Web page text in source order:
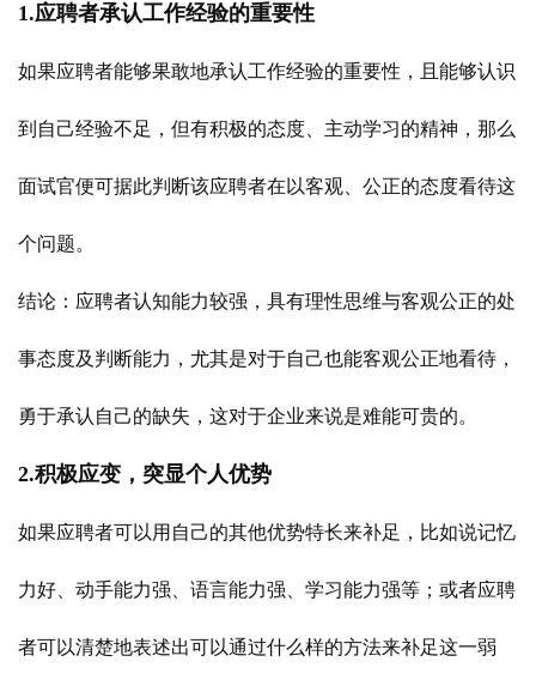
1.应聘者承认工作经验的重要性
如果应聘者能够果敢地承认工作经验的重要性，且能够认识
到自己经验不足，但有积极的态度、主动学习的精神，那么
面试官便可据此判断该应聘者在以客观、公正的态度看待这
个问题。
结论：应聘者认知能力较强，具有理性思维与客观公正的处
事态度及判断能力，尤其是对于自己也能客观公正地看待，
勇于承认自己的缺失，这对于企业来说是难能可贵的。
2.积极应变，突显个人优势
如果应聘者可以用自己的其他优势特长来补足，比如说记忆
力好、动手能力强、语言能力强、学习能力强等；或者应聘
者可以清楚地表述出可以通过什么样的方法来补足这一弱